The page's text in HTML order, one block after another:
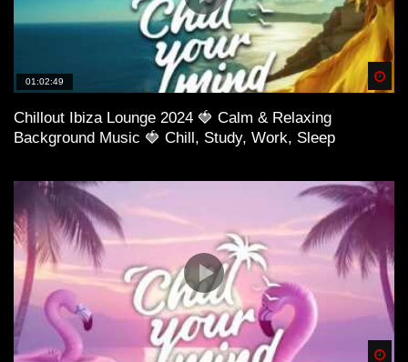
01:02:49
Chillout Ibiza Lounge 2024 🍓 Calm & Relaxing
Background Music 🍓 Chill, Study, Work, Sleep